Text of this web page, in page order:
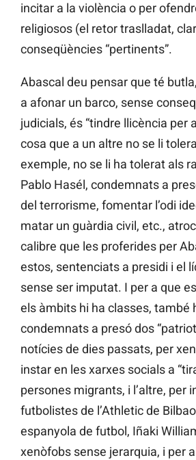
incitar a la violència o per
religiosos (el retor traslladat,
conseqüències “pertinents”.
Abascal deu pensar que té
a afonar un barco, sense
judicials, és “tindre llicència per
cosa que a un altre no se li
exemple, no se li ha tolerat als
Pablo Hasél, condemnats a
del terrorisme, fomentar l’odi
matar un guàrdia civil, etc.,
calibre que les proferides per
estos, sentenciats a presidi i el
sense ser imputat. I per a que
els àmbits hi ha classes, també
condemnats a presó dos
notícies de dies passats, per
instar en les xarxes socials a
persones migrants, i l’altre, per
futbolistes de l’Athletic de
espanyola de futbol, Iñaki
xenòfobs sense jerarquia, i per